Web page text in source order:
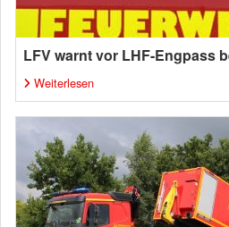
LFV warnt vor LHF-Engpass
Weiterlesen